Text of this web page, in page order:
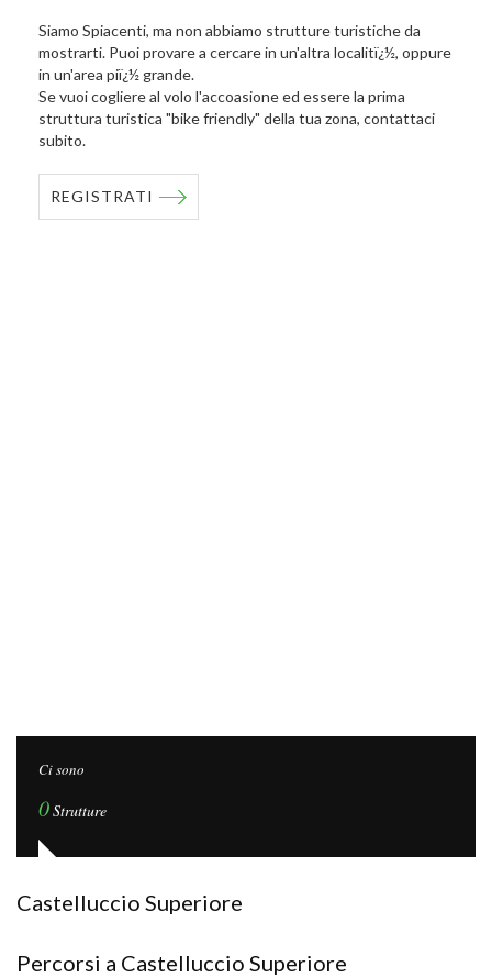
Siamo Spiacenti, ma non abbiamo strutture turistiche da
mostrarti. Puoi provare a cercare in un'altra localitï¿½, oppure
in un'area piï¿½ grande.
Se vuoi cogliere al volo l'accoasione ed essere la prima
struttura turistica "bike friendly" della tua zona, contattaci
subito.
REGISTRATI
Ci sono
0Strutture
Castelluccio Superiore
Percorsi a Castelluccio Superiore